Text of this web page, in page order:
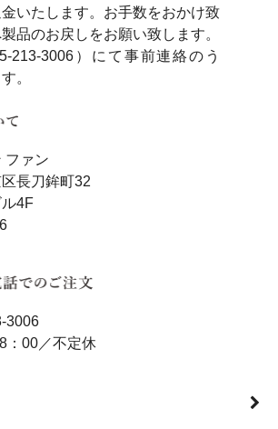
いたします。お手数をおかけ致
品のお戻しをお願い致します。
213-3006）にて事前連絡のう
。
ファン
長刀鉾町32
4F
3006
：00／不定休